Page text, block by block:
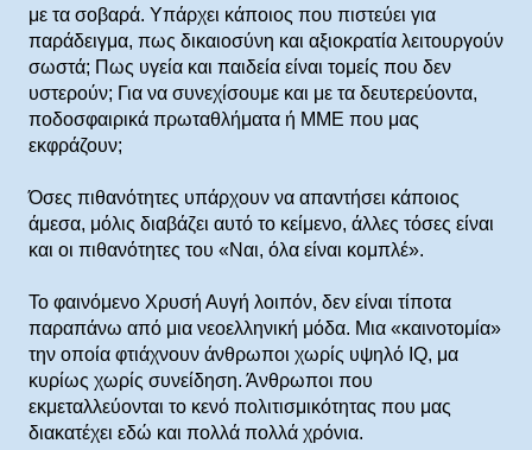
με τα σοβαρά. Υπάρχει κάποιος που πιστεύει για
παράδειγμα, πως δικαιοσύνη και αξιοκρατία λειτουργούν
σωστά; Πως υγεία και παιδεία είναι τομείς που δεν
υστερούν; Για να συνεχίσουμε και με τα δευτερεύοντα,
ποδοσφαιρικά πρωταθλήματα ή ΜΜΕ που μας
εκφράζουν;
Όσες πιθανότητες υπάρχουν να απαντήσει κάποιος
άμεσα, μόλις διαβάζει αυτό το κείμενο, άλλες τόσες είναι
και οι πιθανότητες του «Ναι, όλα είναι κομπλέ».
Το φαινόμενο Χρυσή Αυγή λοιπόν, δεν είναι τίποτα
παραπάνω από μια νεοελληνική μόδα. Μια «καινοτομία»
την οποία φτιάχνουν άνθρωποι χωρίς υψηλό IQ, μα
κυρίως χωρίς συνείδηση. Άνθρωποι που
εκμεταλλεύονται το κενό πολιτισμικότητας που μας
διακατέχει εδώ και πολλά πολλά χρόνια.